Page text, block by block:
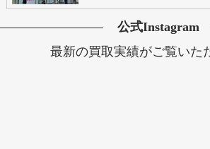
公式Instagram
最新の買取実績がご覧いた